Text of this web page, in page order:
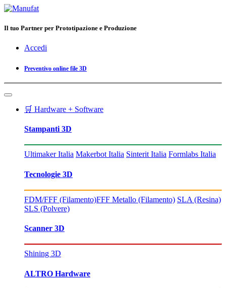
Il tuo Partner per Prototipazione e Produzione
Accedi
Preventivo online file 3D
🛒 Hardware + Software
Stampanti 3D
Ultimaker Italia Makerbot Italia Sinterit Italia Formlabs Italia
Tecnologie 3D
FDM/FFF (Filamento)FFF Metallo (Filamento) SLA (Resina)
SLS (Polvere)
Scanner 3D
Shining 3D
ALTRO Hardware